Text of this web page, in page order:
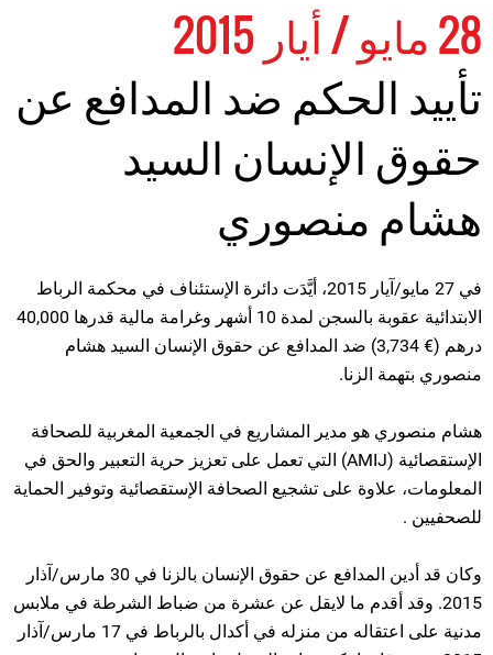
28 مايو / أيار 2015
تأييد الحكم ضد المدافع عن
حقوق الإنسان السيد
هشام منصوري
في 27 مايو/آيار 2015، أيَّدَت دائرة الإستئناف في محكمة الرباط
الابتدائية عقوبة بالسجن لمدة 10 أشهر وغرامة مالية قدرها 40,000
درهم (€ 3,734) ضد المدافع عن حقوق الإنسان السيد هشام
منصوري بتهمة الزنا.
هشام منصوري هو مدير المشاريع في الجمعية المغربية للصحافة
الإستقصائية (AMIJ) التي تعمل على تعزيز حرية التعبير والحق في
المعلومات، علاوة على تشجيع الصحافة الإستقصائية وتوفير الحماية
للصحفيين .
وكان قد أدين المدافع عن حقوق الإنسان بالزنا في 30 مارس/آذار
2015. وقد أقدم ما لايقل عن عشرة من ضباط الشرطة في ملابس
مدنية على اعتقاله من منزله في أكدال بالرباط في 17 مارس/آذار